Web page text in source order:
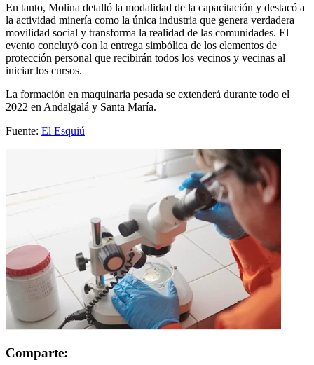
En tanto, Molina detalló la modalidad de la capacitación y destacó a
la actividad minería como la única industria que genera verdadera
movilidad social y transforma la realidad de las comunidades. El
evento concluyó con la entrega simbólica de los elementos de
protección personal que recibirán todos los vecinos y vecinas al
iniciar los cursos.
La formación en maquinaria pesada se extenderá durante todo el
2022 en Andalgalá y Santa María.
Fuente: El Esquiú
Comparte: